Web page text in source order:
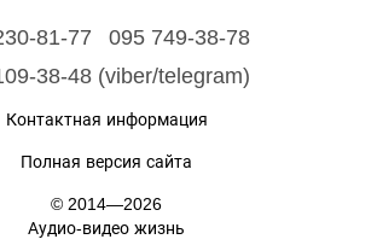
81-77
095 749-38-78
38-48 (viber/telegram)
Контактная информация
Полная версия сайта
© 2014—2026
Аудио-видео жизнь